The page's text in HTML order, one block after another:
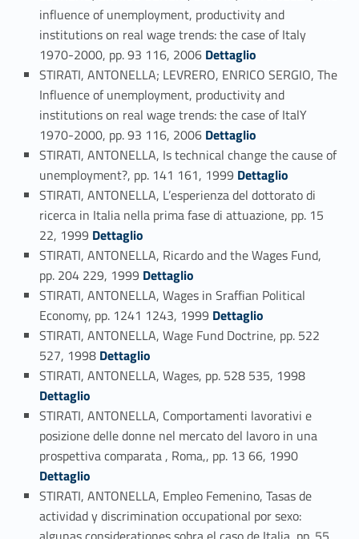
influence of unemployment, productivity and
institutions on real wage trends: the case of Italy
1970-2000, pp. 93 116, 2006 Link identifier #identifier_person_102833-103
Dettaglio
STIRATI, ANTONELLA; LEVRERO, ENRICO SERGIO, The
Influence of unemployment, productivity and
institutions on real wage trends: the case of ItalY
1970-2000, pp. 93 116, 2006 Link identifier #identifier_person_65911-104
Dettaglio
STIRATI, ANTONELLA, Is technical change the cause of
unemployment?, pp. 141 161, 1999 Link identifier #identifier_person_150147-105
Dettaglio
STIRATI, ANTONELLA, L’esperienza del dottorato di
ricerca in Italia nella prima fase di attuazione, pp. 15
22, 1999 Link identifier #identifier_person_47737-106
Dettaglio
STIRATI, ANTONELLA, Ricardo and the Wages Fund,
pp. 204 229, 1999 Link identifier #identifier_person_157052-107
Dettaglio
STIRATI, ANTONELLA, Wages in Sraffian Political
Economy, pp. 1241 1243, 1999 Link identifier #identifier_person_95039-108
Dettaglio
STIRATI, ANTONELLA, Wage Fund Doctrine, pp. 522
527, 1998 Link identifier #identifier_person_118648-109
Dettaglio
STIRATI, ANTONELLA, Wages, pp. 528 535, 1998Link identifier #identifier_person_22538-110
Dettaglio
STIRATI, ANTONELLA, Comportamenti lavorativi e
posizione delle donne nel mercato del lavoro in una
prospettiva comparata , Roma,, pp. 13 66, 1990
Dettaglio
STIRATI, ANTONELLA, Empleo Femenino, Tasas de
actividad y discrimination occupational por sexo: